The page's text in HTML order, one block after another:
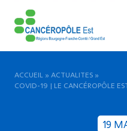
ACCUEIL » ACTUALITES »
COVID-19 | LE CANCÉROPÔLE
19